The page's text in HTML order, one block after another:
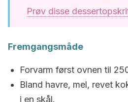
Prøv disse
Fremgangsmåde
Forvarm først ovnen til
Bland havre, mel, revet
i en skål.